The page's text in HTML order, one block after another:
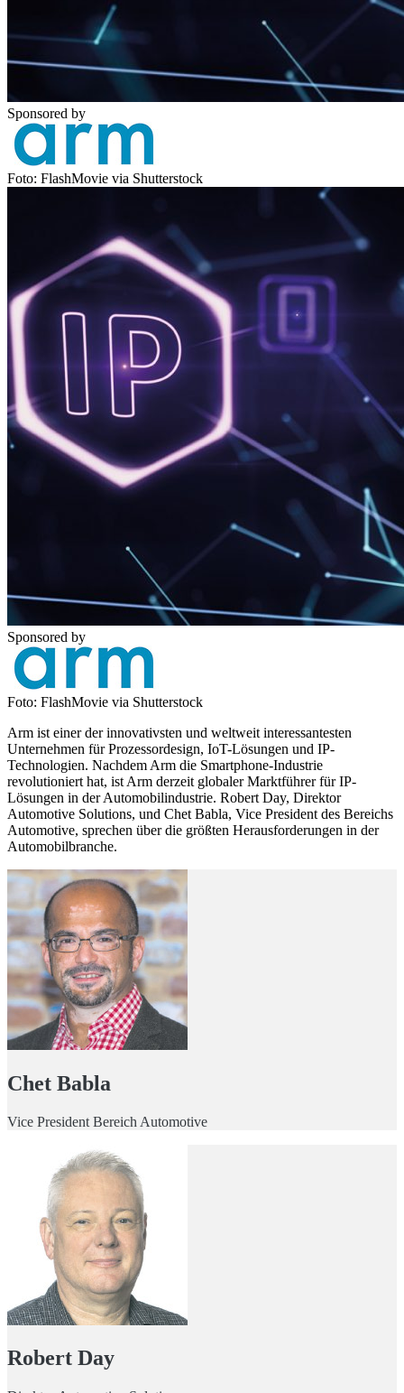
Sponsored by
Foto: FlashMovie via Shutterstock
Sponsored by
Foto: FlashMovie via Shutterstock
Arm ist einer der innovativsten und weltweit interessantesten
Unternehmen für Prozessordesign, IoT-Lösungen und IP-
Technologien. Nachdem Arm die Smartphone-Industrie
revolutioniert hat, ist Arm derzeit globaler Marktführer für IP-
Lösungen in der Automobilindustrie. Robert Day, Direktor
Automotive Solutions, und Chet Babla, Vice President des Bereichs
Automotive, sprechen über die größten Herausforderungen in der
Automobilbranche.
Chet Babla
Vice President Bereich Automotive
Robert Day